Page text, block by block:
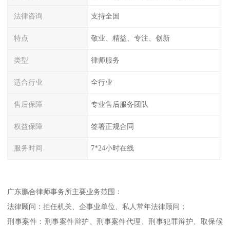
法律咨询 支持全国
特点 敬业、精益、专注、创新
类型 律师服务
适合行业 全行业
售后保障 专业售后服务团队
权益保障 签署正规合同
服务时间 7*24小时在线
广东鹏合律师事务所主要业务范围：
法律顾问：担任机关、企事业单位、私人常年法律顾问；
刑事案件：刑事案件辩护、刑事案件代理、刑事犯罪辩护、取保候